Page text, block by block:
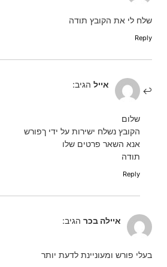
שלח לי את הקובץ תודה
Reply
אייל הגיב:
שלום
הקובץ נשלח ישירות על ידי ךפורש
אנא השאר פרטים שלו
תודה
Reply
איילה בכר הגיב:
בעלי פורש ומעוניינת לדעת יותר